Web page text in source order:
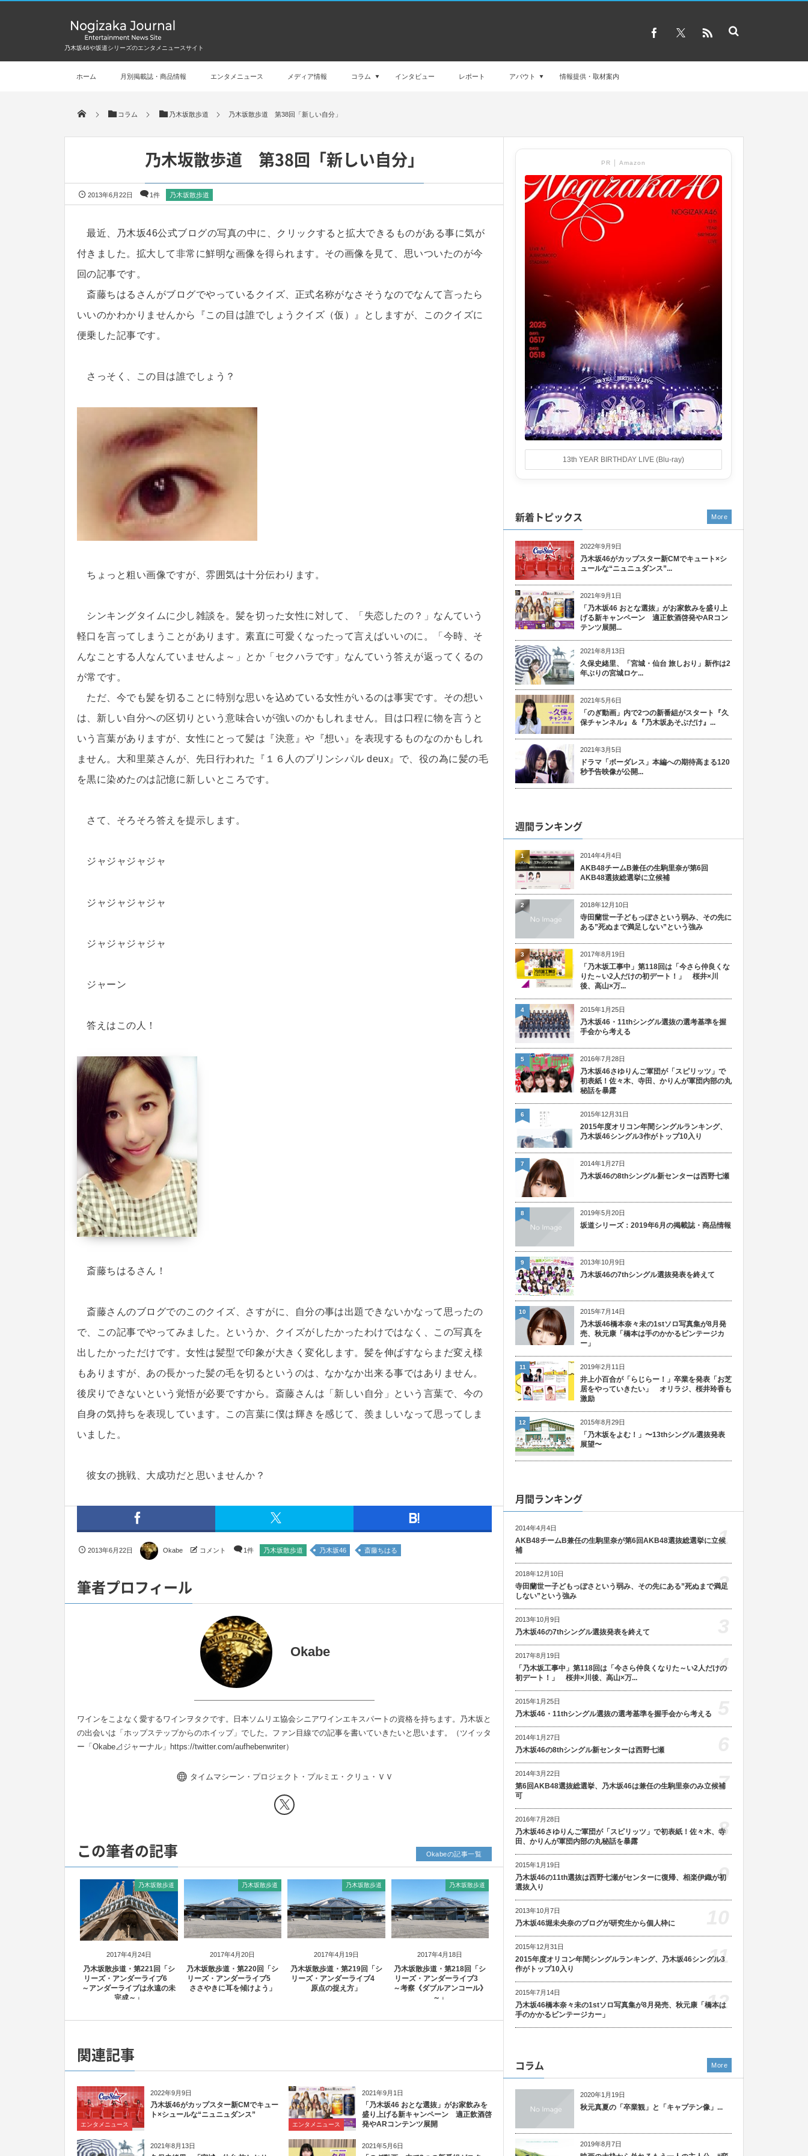
乃木坂46や坂道シリーズのエンタメニュースサイト
ホーム 月別掲載誌・商品情報 エンタメニュース メディア情報 コラム インタビュー レポート アバウト 情報提供・取材案内
コラム 乃木坂散歩道 乃木坂散歩道 第38回「新しい自分」
乃木坂散歩道 第38回「新しい自分」
2013年6月22日 1件 乃木坂散歩道
最近、乃木坂46公式ブログの写真の中に、クリックすると拡大できるものがある事に気が
付きました。拡大して非常に鮮明な画像を得られます。その画像を見て、思いついたのが今
回の記事です。
斎藤ちはるさんがブログでやっているクイズ、正式名称がなさそうなのでなんて言ったら
いいのかわかりませんから『この目は誰でしょうクイズ（仮）』としますが、このクイズに
便乗した記事です。
さっそく、この目は誰でしょう？
ちょっと粗い画像ですが、雰囲気は十分伝わります。
シンキングタイムに少し雑談を。髪を切った女性に対して、「失恋したの？」なんていう
軽口を言ってしまうことがあります。素直に可愛くなったって言えばいいのに。「今時、そ
んなことする人なんていませんよ～」とか「セクハラです」なんていう答えが返ってくるの
が常です。
ただ、今でも髪を切ることに特別な思いを込めている女性がいるのは事実です。その想い
は、新しい自分への区切りという意味合いが強いのかもしれません。目は口程に物を言うと
いう言葉がありますが、女性にとって髪は『決意』や『想い』を表現するものなのかもしれ
ません。大和里菜さんが、先日行われた『１６人のプリンシパル deux』で、役の為に髪の毛
を黒に染めたのは記憶に新しいところです。
さて、そろそろ答えを提示します。
ジャジャジャジャ
ジャジャジャジャ
ジャジャジャジャ
ジャーン
答えはこの人！
斎藤ちはるさん！
斎藤さんのブログでのこのクイズ、さすがに、自分の事は出題できないかなって思ったの
で、この記事でやってみました。というか、クイズがしたかったわけではなく、この写真を
出したかっただけです。女性は髪型で印象が大きく変化します。髪を伸ばすならまだ変え様
もありますが、あの長かった髪の毛を切るというのは、なかなか出来る事ではありません。
後戻りできないという覚悟が必要ですから。斎藤さんは「新しい自分」という言葉で、今の
自身の気持ちを表現しています。この言葉に僕は輝きを感じて、羨ましいなって思ってしま
いました。
彼女の挑戦、大成功だと思いませんか？
2013年6月22日 Okabe コメント 1件 乃木坂散歩道 乃木坂46 斎藤ちはる
筆者プロフィール
Okabe
ワインをこよなく愛するワインヲタクです。日本ソムリエ協会シニアワインエキスパートの資格を持ちます。乃木坂と
の出会いは「ホップステップからのホイップ」でした。ファン目線での記事を書いていきたいと思います。（ツイッタ
ー「Okabe⊿ジャーナル」 https://twitter.com/aufhebenwriter）
タイムマシーン・プロジェクト・プルミエ・クリュ・ＶＶ
この筆者の記事
2017年4月24日
乃木坂散歩道
乃木坂散歩道・第221回「シ
リーズ・アンダーライブ6
～アンダーライブは永遠の未
完成～」
2017年4月20日
乃木坂散歩道
乃木坂散歩道・第220回「シ
リーズ・アンダーライブ5
ささやきに耳を傾けよう」
2017年4月19日
乃木坂散歩道
乃木坂散歩道・第219回「シ
リーズ・アンダーライブ4
原点の捉え方」
2017年4月18日
乃木坂散歩道
乃木坂散歩道・第218回「シ
リーズ・アンダーライブ3
～考察《ダブルアンコール》
～」
Okabeの記事一覧
関連記事
2022年9月9日
エンタメニュース
乃木坂46がカップスター新CMでキュー
ト×シュールな“ニュニュダンス”
2021年9月1日
エンタメニュース
「乃木坂46 おとな選抜」がお家飲みを
盛り上げる新キャンペーン 適正飲酒啓
発やARコンテンツ展開
2021年8月13日 2021年5月6日
PR │ Amazon
13th YEAR BIRTHDAY LIVE (Blu-ray)
新着トピックス
2022年9月9日
乃木坂46がカップスター新CMでキュート×シ
ュールな“ニュニュダンス”...
2021年9月1日
「乃木坂46 おとな選抜」がお家飲みを盛り上
げる新キャンペーン 適正飲酒啓発やARコン
テンツ展開...
2021年8月13日
久保史緒里、「宮城・仙台 旅しおり」新作は2
年ぶりの宮城ロケ...
2021年5月6日
「のぎ動画」内で2つの新番組がスタート『久
保チャンネル』＆『乃木坂あそぶだけ』...
2021年3月5日
ドラマ「ボーダレス」本編への期待高まる120
秒予告映像が公開...
More
週間ランキング
2014年4月4日
AKB48チームB兼任の生駒里奈が第6回
AKB48選抜総選挙に立候補
1
2018年12月10日
寺田蘭世ー子どもっぽさという弱み、その先に
ある”死ぬまで満足しない”という強み
2
2017年8月19日
「乃木坂工事中」第118回は「今さら仲良くな
りた～い2人だけの初デート！」 桜井×川
後、高山×万...
3
2015年1月25日
乃木坂46・11thシングル選抜の選考基準を握
手会から考える
4
2016年7月28日
乃木坂46さゆりんご軍団が「スピリッツ」で
初表紙！佐々木、寺田、かりんが軍団内部の丸
秘話を暴露
5
2015年12月31日
2015年度オリコン年間シングルランキング、
乃木坂46シングル3作がトップ10入り
6
2014年1月27日
乃木坂46の8thシングル新センターは西野七瀬
7
2019年5月20日
坂道シリーズ：2019年6月の掲載誌・商品情報
8
2013年10月9日
乃木坂46の7thシングル選抜発表を終えて
9
2015年7月14日
乃木坂46橋本奈々未の1stソロ写真集が8月発
売、秋元康「橋本は手のかかるビンテージカ
ー」
10
2019年2月11日
井上小百合が「らじらー！」卒業を発表「お芝
居をやっていきたい」 オリラジ、桜井玲香も
激励
11
2015年8月29日
「乃木坂をよむ！」〜13thシングル選抜発表
展望〜
12
月間ランキング
2014年4月4日
AKB48チームB兼任の生駒里奈が第6回AKB48選抜総選挙に立候
補
1
2018年12月10日
寺田蘭世ー子どもっぽさという弱み、その先にある”死ぬまで満足
しない”という強み
2
2013年10月9日
乃木坂46の7thシングル選抜発表を終えて
2017年8月19日
「乃木坂工事中」第118回は「今さら仲良くなりた～い2人だけの
初デート！」 桜井×川後、高山×万...
4
2015年1月25日
乃木坂46・11thシングル選抜の選考基準を握手会から考える
2014年1月27日
乃木坂46の8thシングル新センターは西野七瀬
2014年3月22日
第6回AKB48選抜総選挙、乃木坂46は兼任の生駒里奈のみ立候補
可
7
2016年7月28日
乃木坂46さゆりんご軍団が「スピリッツ」で初表紙！佐々木、寺
田、かりんが軍団内部の丸秘話を暴露
8
2015年1月19日
乃木坂46の11th選抜は西野七瀬がセンターに復帰、相楽伊織が初
選抜入り
9
2013年10月7日
乃木坂46堀未央奈のブログが研究生から個人枠に
2015年12月31日
2015年度オリコン年間シングルランキング、乃木坂46シングル3
作がトップ10入り
11
2015年7月14日
乃木坂46橋本奈々未の1stソロ写真集が8月発売、秋元康「橋本は
手のかかるビンテージカー」
12
コラム
2020年1月19日
秋元真夏の「卒業観」と「キャプテン像」...
2019年8月7日
More